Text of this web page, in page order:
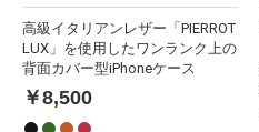
高級イタリアンレザー「PIERROT
LUX」を使用したワンランク上の
背面カバー型iPhoneケース
￥8,500